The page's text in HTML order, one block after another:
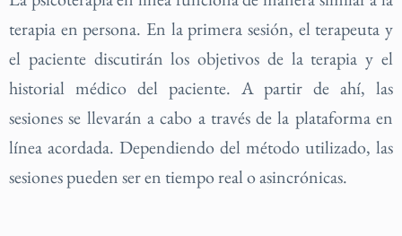
terapia en persona. En la primera sesión, el terapeuta y
el paciente discutirán los objetivos de la terapia y el
historial médico del paciente. A partir de ahí, las
sesiones se llevarán a cabo a través de la plataforma en
línea acordada. Dependiendo del método utilizado, las
sesiones pueden ser en tiempo real o asincrónicas.